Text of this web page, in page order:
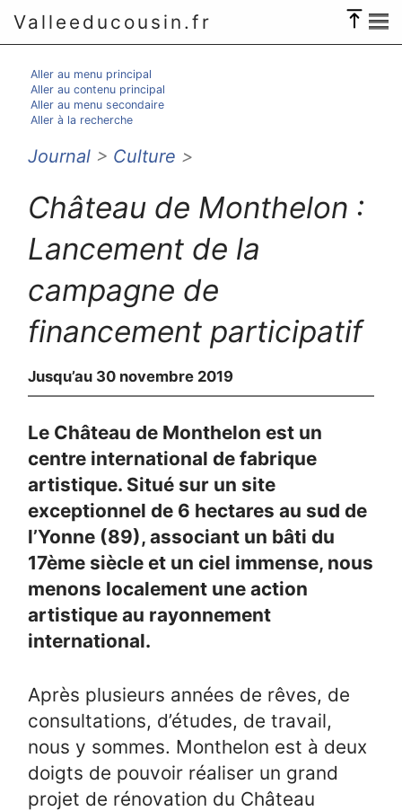
Valleeducousin.fr
Aller au menu principal
Aller au contenu principal
Aller au menu secondaire
Aller à la recherche
Journal > Culture >
Château de Monthelon :
Lancement de la
campagne de
financement participatif
Jusqu’au 30 novembre 2019
Le Château de Monthelon est un
centre international de fabrique
artistique. Situé sur un site
exceptionnel de 6 hectares au sud de
l’Yonne (89), associant un bâti du
17ème siècle et un ciel immense, nous
menons localement une action
artistique au rayonnement
international.
Après plusieurs années de rêves, de
consultations, d’études, de travail,
nous y sommes. Monthelon est à deux
doigts de pouvoir réaliser un grand
projet de rénovation du Château